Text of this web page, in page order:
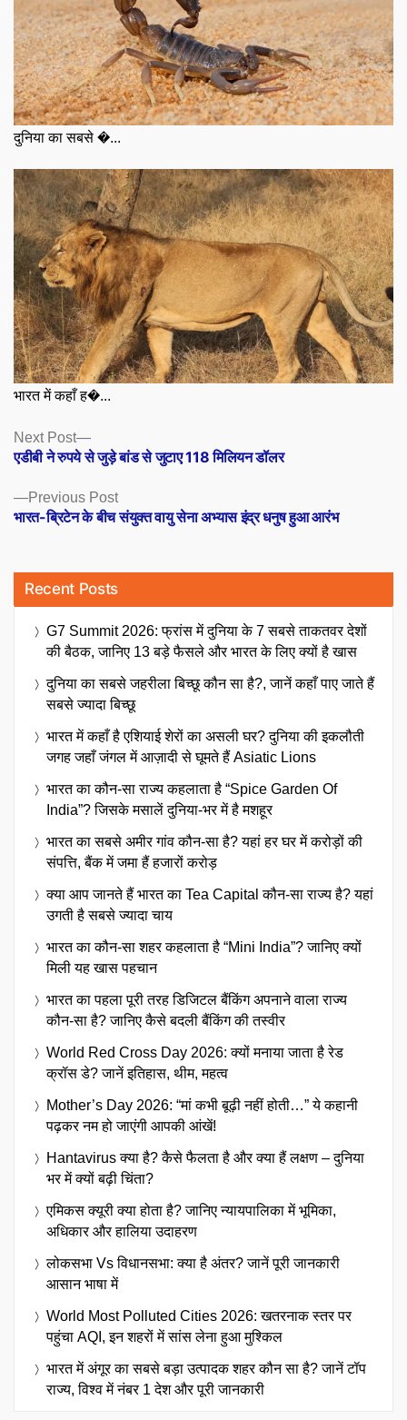
दुनिया का सबसे �...
भारत में कहाँ ह�...
Posts
navigation
Previous PostPrevious
post:
भारत-ब्रिटेन के बीच संयुक्त वायु सेना अभ्यास इंद्र धनुष हुआ आरंभ
Next Post
Next
post:
एडीबी ने रुपये से जुड़े बांड से जुटाए 118 मिलियन डॉलर
Recent Posts
G7 Summit 2026: फ्रांस में दुनिया के 7 सबसे ताकतवर देशों
की बैठक, जानिए 13 बड़े फैसले और भारत के लिए क्यों है खास
दुनिया का सबसे जहरीला बिच्छू कौन सा है?, जानें कहाँ पाए जाते हैं
सबसे ज्यादा बिच्छू
भारत में कहाँ है एशियाई शेरों का असली घर? दुनिया की इकलौती
जगह जहाँ जंगल में आज़ादी से घूमते हैं Asiatic Lions
भारत का कौन-सा राज्य कहलाता है “Spice Garden Of
India”? जिसके मसालें दुनिया-भर में है मशहूर
भारत का सबसे अमीर गांव कौन-सा है? यहां हर घर में करोड़ों की
संपत्ति, बैंक में जमा हैं हजारों करोड़
क्या आप जानते हैं भारत का Tea Capital कौन-सा राज्य है? यहां
उगती है सबसे ज्यादा चाय
भारत का कौन-सा शहर कहलाता है “Mini India”? जानिए क्यों
मिली यह खास पहचान
भारत का पहला पूरी तरह डिजिटल बैंकिंग अपनाने वाला राज्य
कौन-सा है? जानिए कैसे बदली बैंकिंग की तस्वीर
World Red Cross Day 2026: क्यों मनाया जाता है रेड
क्रॉस डे? जानें इतिहास, थीम, महत्व
Mother’s Day 2026: “मां कभी बूढ़ी नहीं होती…” ये कहानी
पढ़कर नम हो जाएंगी आपकी आंखें!
Hantavirus क्या है? कैसे फैलता है और क्या हैं लक्षण – दुनिया
भर में क्यों बढ़ी चिंता?
एमिकस क्यूरी क्या होता है? जानिए न्यायपालिका में भूमिका,
अधिकार और हालिया उदाहरण
लोकसभा Vs विधानसभा: क्या है अंतर? जानें पूरी जानकारी
आसान भाषा में
World Most Polluted Cities 2026: खतरनाक स्तर पर
पहुंचा AQI, इन शहरों में सांस लेना हुआ मुश्किल
भारत में अंगूर का सबसे बड़ा उत्पादक शहर कौन सा है? जानें टॉप
राज्य, विश्व में नंबर 1 देश और पूरी जानकारी